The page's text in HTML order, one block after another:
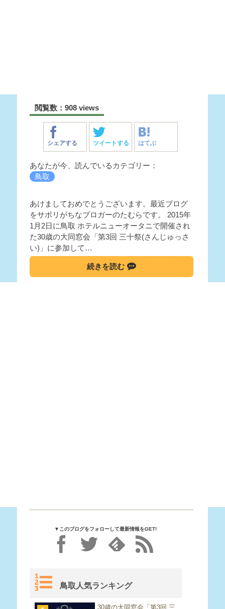
閲覧数：908 views
シェアする ツイートする はてぶ
あなたが今、読んでいるカテゴリー：
鳥取
あけましておめでとうございます。最近ブログ
をサボリがちなブロガーのたむらです。 2015年
1月2日に鳥取 ホテルニューオータニで開催され
た30歳の大同窓会「第3回 三十祭(さんじゅっさ
い)」に参加して…
続きを読む
▼このブログをフォローして最新情報をGET!
鳥取人気ランキング
30歳の大同窓会「第3回 三